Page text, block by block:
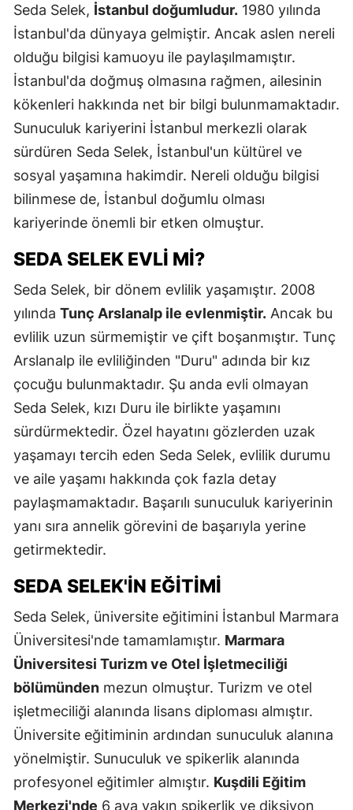
Seda Selek, İstanbul doğumludur. 1980 yılında
İstanbul'da dünyaya gelmiştir. Ancak aslen nereli
olduğu bilgisi kamuoyu ile paylaşılmamıştır.
İstanbul'da doğmuş olmasına rağmen, ailesinin
kökenleri hakkında net bir bilgi bulunmamaktadır.
Sunuculuk kariyerini İstanbul merkezli olarak
sürdüren Seda Selek, İstanbul'un kültürel ve
sosyal yaşamına hakimdir. Nereli olduğu bilgisi
bilinmese de, İstanbul doğumlu olması
kariyerinde önemli bir etken olmuştur.
SEDA SELEK EVLI MI?
Seda Selek, bir dönem evlilik yaşamıştır. 2008
yılında Tunç Arslanalp ile evlenmiştir. Ancak bu
evlilik uzun sürmemiştir ve çift boşanmıştır. Tunç
Arslanalp ile evliliğinden "Duru" adında bir kız
çocuğu bulunmaktadır. Şu anda evli olmayan
Seda Selek, kızı Duru ile birlikte yaşamını
sürdürmektedir. Özel hayatını gözlerden uzak
yaşamayı tercih eden Seda Selek, evlilik durumu
ve aile yaşamı hakkında çok fazla detay
paylaşmamaktadır. Başarılı sunuculuk kariyerinin
yanı sıra annelik görevini de başarıyla yerine
getirmektedir.
SEDA SELEK'IN EĞITIMI
Seda Selek, üniversite eğitimini İstanbul Marmara
Üniversitesi'nde tamamlamıştır. Marmara
Üniversitesi Turizm ve Otel İşletmeciliği
bölümünden mezun olmuştur. Turizm ve otel
işletmeciliği alanında lisans diploması almıştır.
Üniversite eğitiminin ardından sunuculuk alanına
yönelmiştir. Sunuculuk ve spikerlik alanında
profesyonel eğitimler almıştır. Kuşdili Eğitim
Merkezi'nde 6 aya yakın spikerlik ve diksiyon